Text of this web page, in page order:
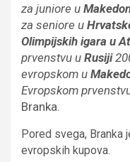
za juniore u
za seniore u
Olimpijskih igara u
prvenstvu u Rusiji
evropskom u
Evropskom
Branka.
Pored svega, Branka
evropskih kupova.